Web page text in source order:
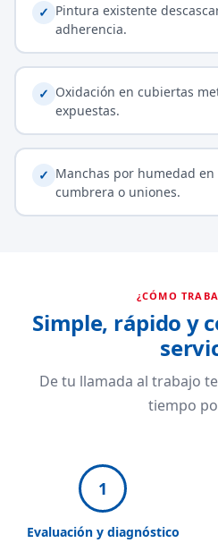
✓ Pintura existente
adherencia.
✓ Oxidación en cubiertas
expuestas.
✓ Manchas por humedad en
cumbrera o uniones.
¿CÓMO
Simple, rápido y
De tu llamada al trabajo
tiempo
1
Evaluación y diagnóstico